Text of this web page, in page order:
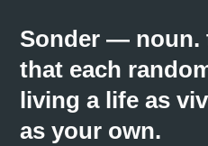
Sonder — noun.
that each
living a life as
as your own.